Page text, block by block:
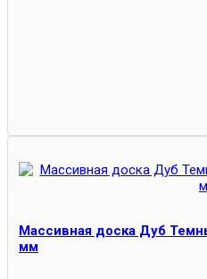
Массивная доска Дуб
мм